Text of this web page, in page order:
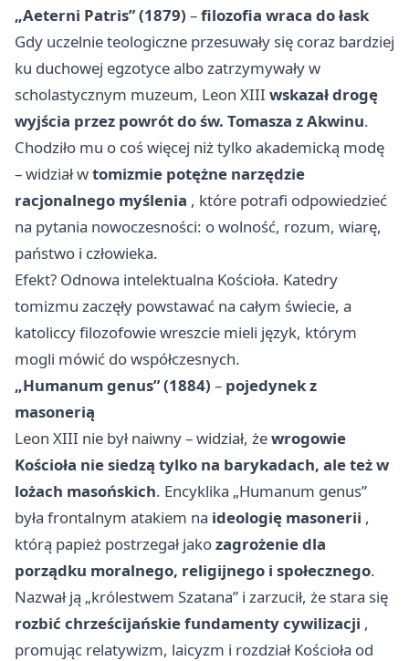
„Aeterni Patris” (1879) –filozofia wraca do łask
Gdy uczelnie teologiczne przesuwały się coraz bardziej
ku duchowej egzotyce albo zatrzymywały w
scholastycznym muzeum, Leon XIII wskazał drogę
wyjścia przez powrót do św. Tomasza z Akwinu.
Chodziło mu o coś więcej niż tylko akademicką modę
– widział wtomizmie potężne narzędzie
racjonalnego myślenia , które potrafi odpowiedzieć
na pytania nowoczesności: o wolność, rozum, wiarę,
państwo i człowieka.
Efekt? Odnowa intelektualna Kościoła. Katedry
tomizmu zaczęły powstawać na całym świecie, a
katoliccy filozofowie wreszcie mieli język, którym
mogli mówić do współczesnych.
„Humanum genus” (1884) – pojedynek z
masonerią
Leon XIII nie był naiwny – widział, żewrogowie
Kościoła nie siedzą tylko na barykadach, ale też w
lożach masońskich. Encyklika „Humanum genus”
była frontalnym atakiem na ideologię masonerii ,
którą papież postrzegał jakozagrożenie dla
porządku moralnego, religijnego i społecznego.
Nazwał ją „królestwem Szatana” i zarzucił, że stara się
rozbić chrześcijańskie fundamenty cywilizacji ,
promując relatywizm, laicyzm i rozdział Kościoła od